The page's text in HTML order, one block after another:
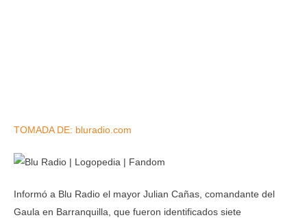
TOMADA DE: bluradio.com
Informó a Blu Radio el mayor Julian Cañas, comandante del
Gaula en Barranquilla, que fueron identificados siete